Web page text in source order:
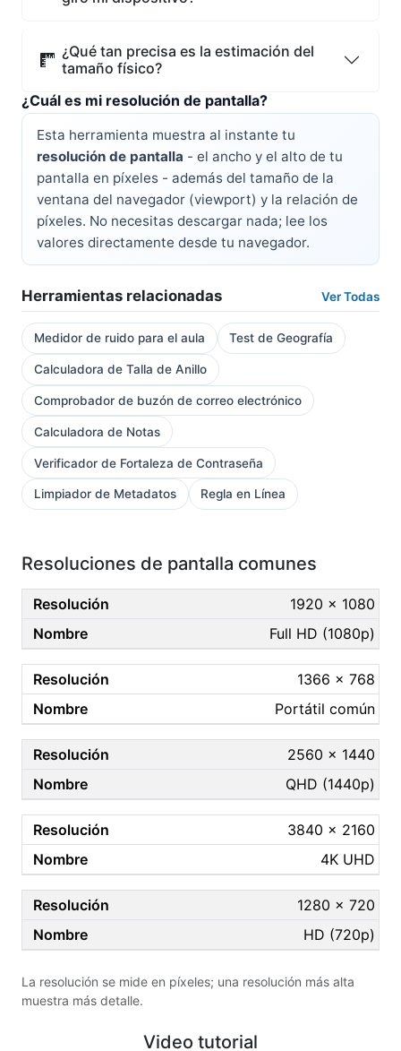
¿Qué tan precisa es la estimación del
tamaño físico?
¿Cuál es mi resolución de pantalla?
Esta herramienta muestra al instante tu
resolución de pantalla - el ancho y el alto de tu
pantalla en píxeles - además del tamaño de la
ventana del navegador (viewport) y la relación de
píxeles. No necesitas descargar nada; lee los
valores directamente desde tu navegador.
Herramientas relacionadas Ver Todas
Medidor de ruido para el aula Test de Geografía
Calculadora de Talla de Anillo
Comprobador de buzón de correo electrónico
Calculadora de Notas
Verificador de Fortaleza de Contraseña
Limpiador de Metadatos Regla en Línea
Resoluciones de pantalla comunes
1920 × 1080
Full HD (1080p)
1366 × 768
Portátil común
2560 × 1440
QHD (1440p)
3840 × 2160
4K UHD
1280 × 720
HD (720p)
La resolución se mide en píxeles; una resolución más alta
muestra más detalle.
Video tutorial